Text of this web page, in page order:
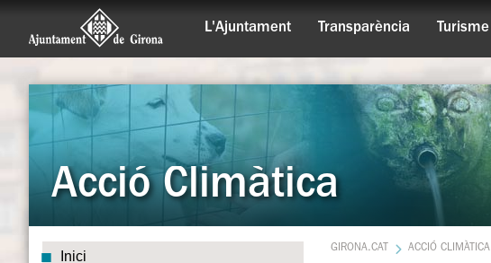
L'Ajuntament Transparència Turisme
Acció Climàtica
Inici GIRONA.CAT ACCIÓ CLIMÀTICA